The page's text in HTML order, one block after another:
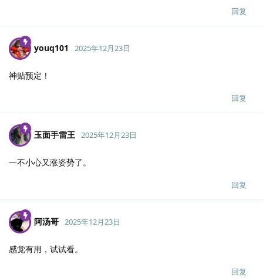
回复
youq101 2025年12月23日
神贴预定！
回复
玉面手雷王 2025年12月23日
一不小心又涨姿势了。
回复
阿汤哥 2025年12月23日
感觉有用，试试看。
回复